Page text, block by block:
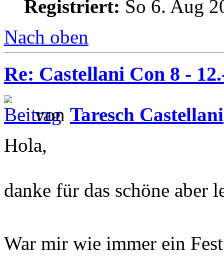
Registriert: So 6. Aug
Nach oben
Re: Castellani Con 8 -
von Taresch Castellani
Hola,
danke für das schöne aber
War mir wie immer ein